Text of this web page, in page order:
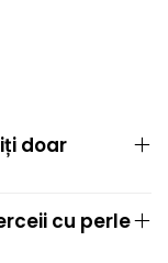
doar
cu perle